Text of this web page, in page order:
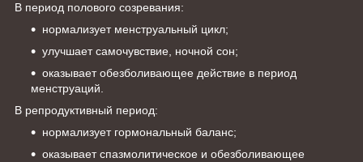
В период полового созревания:
нормализует менструальный цикл;
улучшает самочувствие, ночной сон;
оказывает обезболивающее действие в период
менструаций.
В репродуктивный период:
нормализует гормональный баланс;
оказывает спазмолитическое и обезболивающее